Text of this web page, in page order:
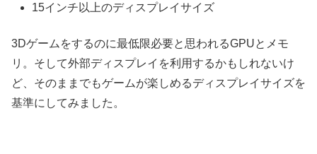
15インチ以上のディスプレイサイズ
3Dゲームをするのに最低限必要と思われるGPUとメモ
リ。そして外部ディスプレイを利用するかもしれないけ
ど、そのままでもゲームが楽しめるディスプレイサイズを
基準にしてみました。